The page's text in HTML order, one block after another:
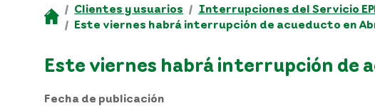
Clientes y usuarios Interrupciones del Servicio
Este viernes habrá interrupción de acueducto en
Este viernes habrá interrupción de
Fecha de publicación